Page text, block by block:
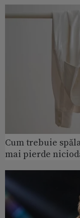
Cum trebuie
mai pierde